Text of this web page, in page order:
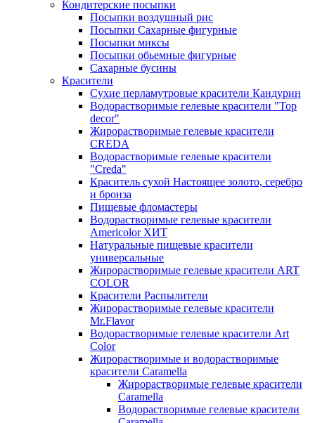
Кондитерские посыпки
Посыпки воздушный рис
Посыпки Сахарные фигурные
Посыпки миксы
Посыпки обьемные фигурные
Сахарные бусины
Красители
Сухие перламутровые красители Кандурин
Водорастворимые гелевые красители "Top
decor"
Жирорастворимые гелевые красители
CREDA
Водорастворимые гелевые красители
"Creda"
Краситель сухой Настоящее золото, серебро
и бронза
Пищевые фломастеры
Водорастворимые гелевые красители
Americolor ХИТ
Натуральные пищевые красители
универсальные
Жирорастворимые гелевые красители ART
COLOR
Красители Распылители
Жирорастворимые гелевые красители
Mr.Flavor
Водорастворимые гелевые красители Art
Color
Жирорастворимые и водорастворимые
красители Caramella
Жирорастворимые гелевые красители
Caramella
Водорастворимые гелевые красители